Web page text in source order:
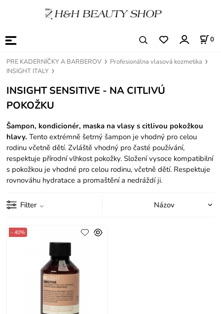
0
PRE KADERNÍČKY A BARBEROV
Profesionálna vlasová kozmetika
INSIGHT ITALY
INSIGHT SENSITIVE - NA CITLIVÚ
POKOŽKU
Šampon, kondicionér, maska na vlasy s citlivou pokožkou
hlavy. Tento extrémně šetrný šampon je vhodný pro celou
rodinu včetně dětí. Zvláště vhodný pro časté používání,
respektuje přírodní vlhkost pokožky. Složení vysoce kompatibilní
s pokožkou je vhodné pro celou rodinu, včetně dětí. Respektuje
rovnováhu hydratace a promaštění a nedráždí ji.
Filter
- 40%